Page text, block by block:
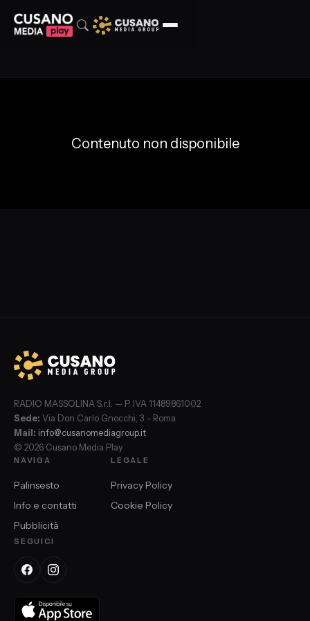
Contenuto non disponibile
RADIO MASSOLINA S.r.l. — P. IVA 11489861002
Sede: Via Don Carlo Gnocchi, 3 – Roma
Mail: info@cusanomediagroup.it
© 2026 Cusano Media Play
NAVIGA
Palinsesto
Info e contatti
Pubblicità
LEGALE
Privacy Policy
Cookie Policy
SEGUICI